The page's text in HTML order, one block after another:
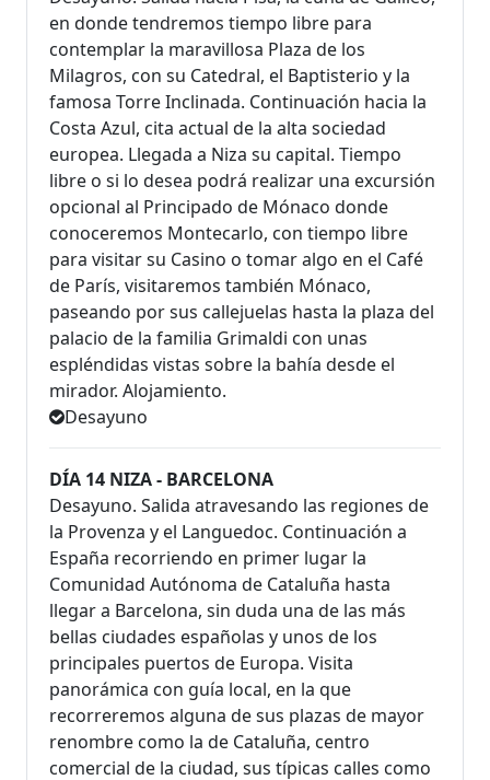
en donde tendremos tiempo libre para
contemplar la maravillosa Plaza de los
Milagros, con su Catedral, el Baptis­terio y la
famosa Torre Inclinada. Continuación hacia la
Costa Azul, cita actual de la alta sociedad
europea. Llegada a Niza su capital. Tiempo
libre o si lo desea podrá realizar una excursión
opcional al Principado de Mónaco donde
conoceremos Montecarlo, con tiempo libre
para visitar su Casino o tomar algo en el Café
de París, visitaremos también Mónaco,
paseando por sus callejuelas hasta la plaza del
palacio de la familia Grimaldi con unas
espléndidas vistas sobre la bahía desde el
mirador. Alojamiento.
Desayuno
DÍA 14 NIZA - BARCELONA
Desayuno. Salida atravesando las regiones de
la Provenza y el Languedoc. Continuación a
España recorriendo en primer lugar la
Comunidad Autónoma de Cataluña hasta
llegar a Barcelona, sin duda una de las más
bellas ciudades españolas y unos de los
principales puertos de Europa. Visita
panorámica con guía local, en la que
recorreremos alguna de sus plazas de mayor
renombre como la de Cataluña, centro
comercial de la ciudad, sus típicas calles como